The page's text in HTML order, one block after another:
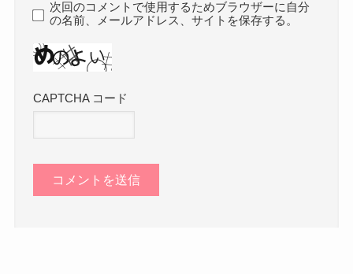
次回のコメントで使用するためブラウザーに自分
の名前、メールアドレス、サイトを保存する。
CAPTCHA コード